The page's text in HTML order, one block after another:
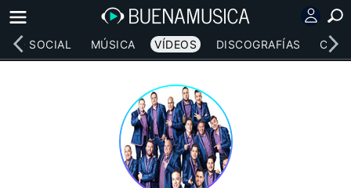
RED SOCIAL MÚSICA VÍDEOS DISCOGRAFÍAS